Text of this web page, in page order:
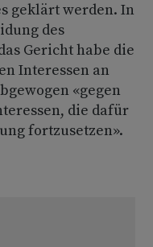
geklärt werden. In
des
Gericht habe die
Interessen an
«gegen
die dafür
fortzusetzen».